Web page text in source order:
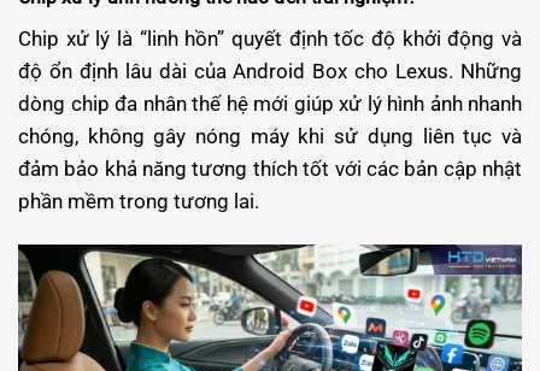
Chip xử lý là “linh hồn” quyết định tốc độ khởi động và
độ ổn định lâu dài của Android Box cho Lexus. Những
dòng chip đa nhân thế hệ mới giúp xử lý hình ảnh nhanh
chóng, không gây nóng máy khi sử dụng liên tục và
đảm bảo khả năng tương thích tốt với các bản cập nhật
phần mềm trong tương lai.